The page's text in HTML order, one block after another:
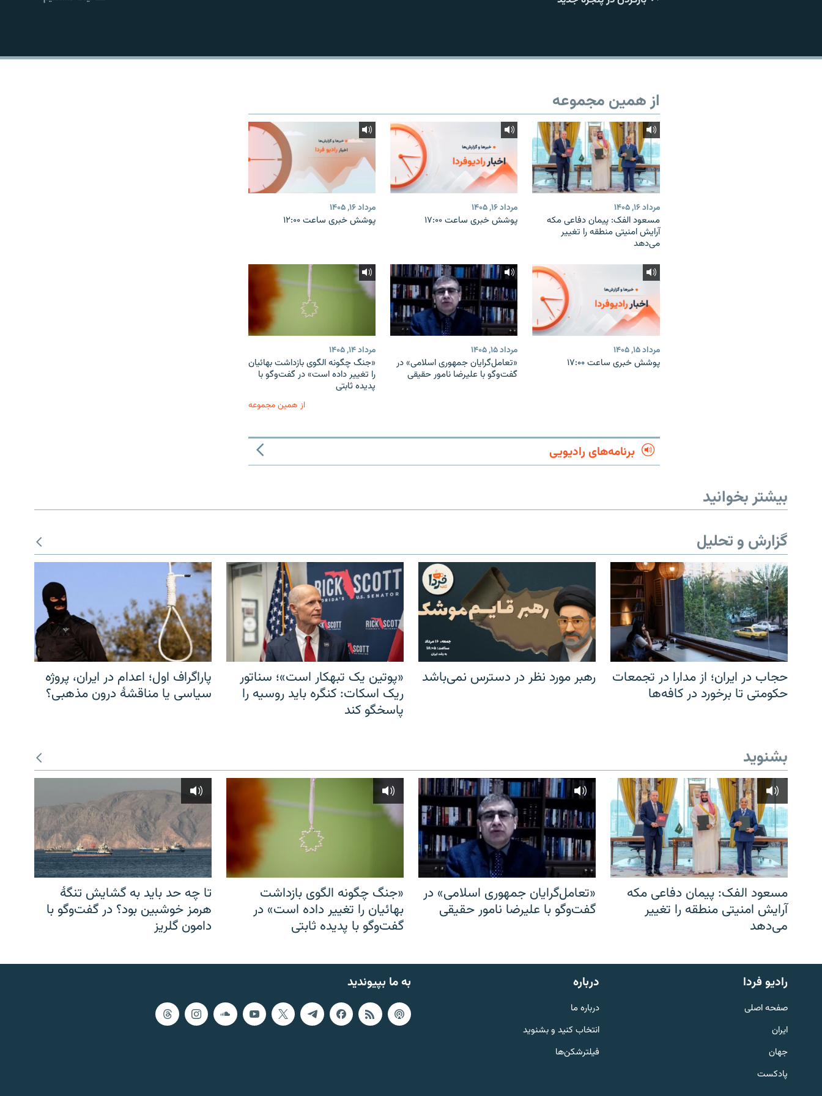
English
به ما بپیوندید
EMBED
از همین مجموعه
مرداد ۱۶, ۱۴۰۵
مسعود الفک: پیمان دفاعی مکه
آرایش امنیتی منطقه را تغییر
می‌دهد
مرداد ۱۶, ۱۴۰۵
پوشش خبری ساعت ۱۷:۰۰
مرداد ۱۶, ۱۴۰۵
پوشش خبری ساعت ۱۲:۰۰
مرداد ۱۵, ۱۴۰۵
پوشش خبری ساعت ۱۷:۰۰
مرداد ۱۵, ۱۴۰۵
«تعامل‌گرایان جمهوری اسلامی» در
گفت‌وگو با علیرضا نامور حقیقی
مرداد ۱۴, ۱۴۰۵
«جنگ چگونه الگوی بازداشت بهائیان
را تغییر داده است» در گفت‌وگو با
پدیده ثابتی
از همین مجموعه
برنامه‌های رادیویی
بیشتر بخوانید
گزارش و تحلیل
حجاب در ایران؛ از مدارا در تجمعات
حکومتی تا برخورد در کافه‌ها
رهبر مورد نظر در دسترس نمی‌باشد
«پوتین یک تبهکار است»؛ سناتور
ریک اسکات: کنگره باید روسیه را
پاسخگو کند
پاراگراف اول؛ اعدام در ایران، پروژه
سیاسی یا مناقشهٔ درون مذهبی؟
بشنوید
مسعود الفک: پیمان دفاعی مکه
آرایش امنیتی منطقه را تغییر
می‌دهد
«تعامل‌گرایان جمهوری اسلامی» در
گفت‌وگو با علیرضا نامور حقیقی
«جنگ چگونه الگوی بازداشت
بهائیان را تغییر داده است» در
گفت‌وگو با پدیده ثابتی
تا چه حد باید به گشایش تنگهٔ
هرمز خوشبین بود؟ در گفت‌وگو با
دامون گلریز
به ما بپیوندید رادیو فردا
صفحه اصلی
ایران
جهان
پادکست
درباره
درباره ما
انتخاب کنید و بشنوید
فیلترشکن‌ها